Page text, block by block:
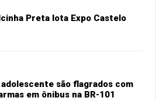
Preta lota Expo Castelo
adolescente são flagrados com
em ônibus na BR-101